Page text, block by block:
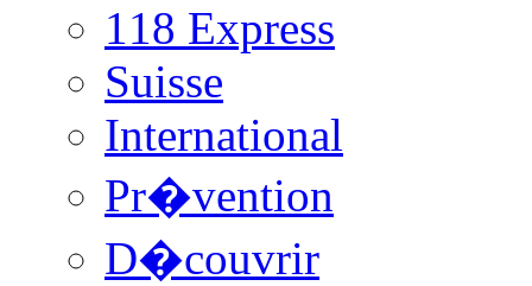
118 Express
Suisse
International
Pr�vention
D�couvrir